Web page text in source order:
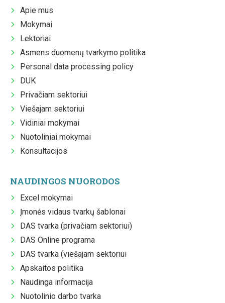
Apie mus
Mokymai
Lektoriai
Asmens duomenų tvarkymo politika
Personal data processing policy
DUK
Privačiam sektoriui
Viešajam sektoriui
Vidiniai mokymai
Nuotoliniai mokymai
Konsultacijos
NAUDINGOS NUORODOS
Excel mokymai
Įmonės vidaus tvarkų šablonai
DAS tvarka (privačiam sektoriui)
DAS Online programa
DAS tvarka (viešajam sektoriui
Apskaitos politika
Naudinga informacija
Nuotolinio darbo tvarka